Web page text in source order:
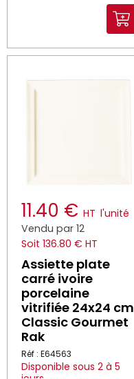
11.40 € HT l'unité
Vendu par 12
Soit 136.80 € HT
Assiette plate
carré ivoire
porcelaine
vitrifiée 24x24 cm
Classic Gourmet
Rak
Réf : E64563
Disponible sous 2 à 5